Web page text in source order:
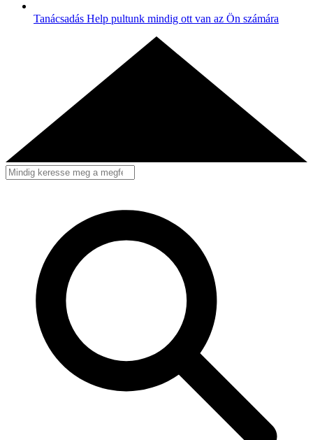
Tanácsadás Help pultunk mindig ott van az Ön számára